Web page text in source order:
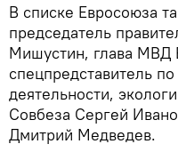
В списке Евросоюза
председатель
Мишустин, глава МВД
спецпредставитель
деятельности,
Совбеза Сергей
Дмитрий Медведев.